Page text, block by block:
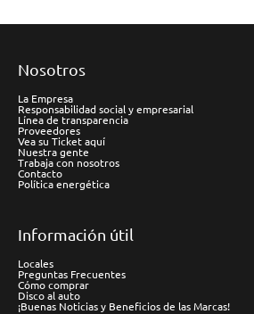
Nosotros
La Empresa
Responsabilidad social y empresarial
Línea de transparencia
Proveedores
Vea su Ticket aquí
Nuestra gente
Trabaja con nosotros
Contacto
Política energética
Información útil
Locales
Preguntas Frecuentes
Cómo comprar
Disco al auto
¡Buenas Noticias y Beneficios de las Marcas!